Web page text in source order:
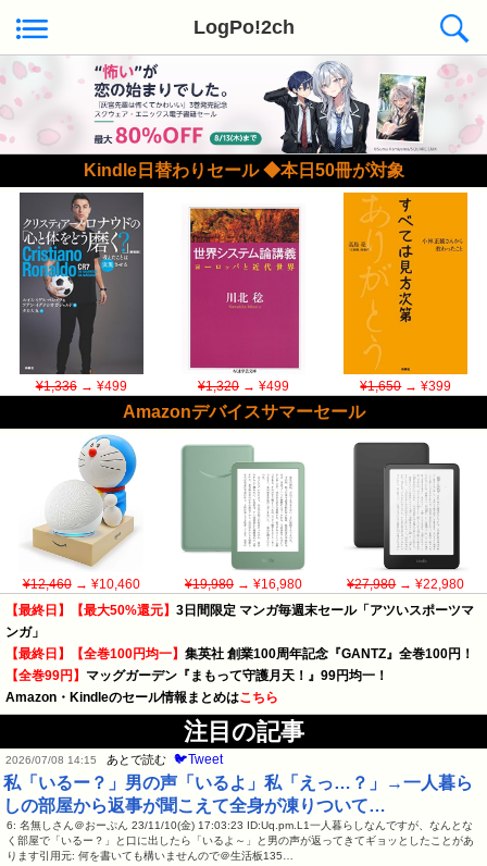
LogPo!2ch
Kindle日替わりセール ◆本日50冊が対象
¥1,336→ ¥499 ¥1,320→ ¥499 ¥1,650→ ¥399
Amazonデバイスサマーセール
¥12,460→ ¥10,460 ¥19,980→ ¥16,980 ¥27,980→ ¥22,980
【最終日】【最大50%還元】 3日間限定 マンガ毎週末セール「アツいスポーツマ
ンガ」
【最終日】【全巻100円均一】 集英社 創業100周年記念『GANTZ』全巻100円！
【全巻99円】 マッグガーデン『まもって守護月天！』99円均一！
Amazon・Kindleのセール情報まとめはこちら
注目の記事
2026/07/08 14:15 あとで読む 🐦Tweet
私「いるー？」男の声「いるよ」私「えっ…？」→一人暮ら
しの部屋から返事が聞こえて全身が凍りついて…
6: 名無しさん＠おーぷん 23/11/10(金) 17:03:23 ID:Uq.pm.L1一人暮らしなんですが、なんとな
く部屋で「いるー？」と口に出したら「いるよ～」と男の声が返ってきてギョッとしたことがあ
ります引用元: 何を書いても構いませんので＠生活板135…